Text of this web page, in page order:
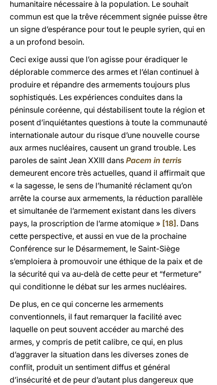
humanitaire nécessaire à la population. Le souhait
commun est que la trêve récemment signée puisse être
un signe d’espérance pour tout le peuple syrien, qui en
a un profond besoin.
Ceci exige aussi que l’on agisse pour éradiquer le
déplorable commerce des armes et l’élan continuel à
produire et répandre des armements toujours plus
sophistiqués. Les expériences conduites dans la
péninsule coréenne, qui déstabilisent toute la région et
posent d’inquiétantes questions à toute la communauté
internationale autour du risque d’une nouvelle course
aux armes nucléaires, causent un grand trouble. Les
paroles de saint Jean XXIII dans Pacem in terris
demeurent encore très actuelles, quand il affirmait que
« la sagesse, le sens de l’humanité réclament qu’on
arrête la course aux armements, la réduction parallèle
et simultanée de l’armement existant dans les divers
pays, la proscription de l’arme atomique » [18] . Dans
cette perspective, et aussi en vue de la prochaine
Conférence sur le Désarmement, le Saint-Siège
s’emploiera à promouvoir une éthique de la paix et de
la sécurité qui va au-delà de cette peur et “fermeture”
qui conditionne le débat sur les armes nucléaires.
De plus, en ce qui concerne les armements
conventionnels, il faut remarquer la facilité avec
laquelle on peut souvent accéder au marché des
armes, y compris de petit calibre, ce qui, en plus
d’aggraver la situation dans les diverses zones de
conflit, produit un sentiment diffus et général
d’insécurité et de peur d’autant plus dangereux que